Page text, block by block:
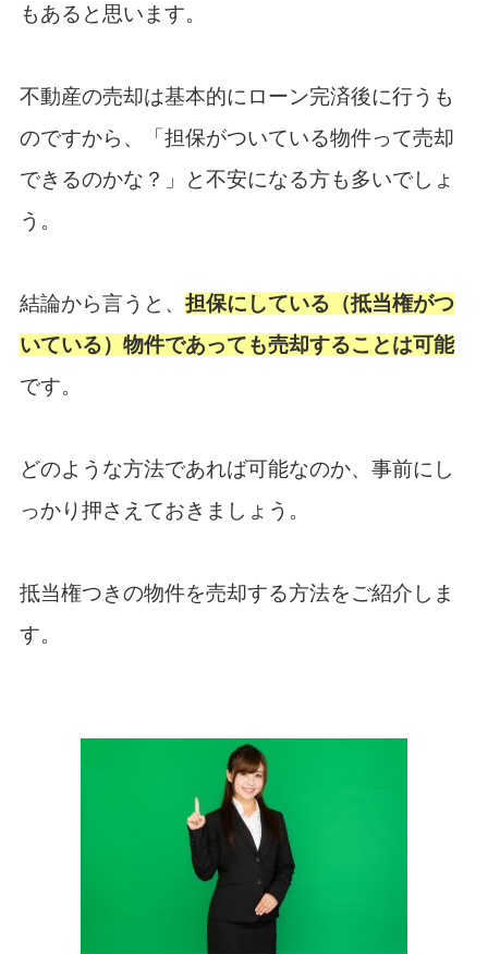
もあると思います。
不動産の売却は基本的にローン完済後に行うも
のですから、「担保がついている物件って売却
できるのかな？」と不安になる方も多いでしょ
う。
結論から言うと、 担保にしている（抵当権がつ
いている）物件であっても売却することは可能
です。
どのような方法であれば可能なのか、事前にし
っかり押さえておきましょう。
抵当権つきの物件を売却する方法をご紹介しま
す。